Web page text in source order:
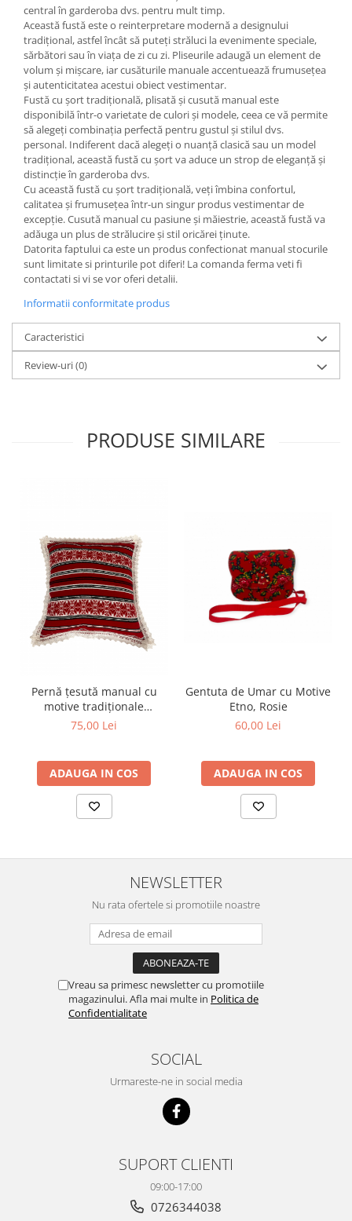
central în garderoba dvs. pentru mult timp.
Această fustă este o reinterpretare modernă a designului
tradițional, astfel încât să puteți străluci la evenimente speciale,
sărbători sau în viața de zi cu zi. Pliseurile adaugă un element de
volum și mișcare, iar cusăturile manuale accentuează frumusețea
și autenticitatea acestui obiect vestimentar.
Fustă cu șort tradițională, plisată și cusută manual este
disponibilă într-o varietate de culori și modele, ceea ce vă permite
să alegeți combinația perfectă pentru gustul și stilul dvs.
personal. Indiferent dacă alegeți o nuanță clasică sau un model
tradițional, această fustă cu șort va aduce un strop de eleganță și
distincție în garderoba dvs.
Cu această fustă cu șort tradițională, veți îmbina confortul,
calitatea și frumusețea într-un singur produs vestimentar de
excepție. Cusută manual cu pasiune și măiestrie, această fustă va
adăuga un plus de strălucire și stil oricărei ținute.
Datorita faptului ca este un produs confectionat manual stocurile
sunt limitate si printurile pot diferi! La comanda ferma veti fi
contactati si vi se vor oferi detalii.
Informatii conformitate produs
Caracteristici
Review-uri(0)
PRODUSE SIMILARE
Pernă țesută manual cu
motive tradiționale
românești
75,00 Lei
ADAUGA IN COS
Gentuta de Umar cu Motive
Etno, Rosie
60,00 Lei
ADAUGA IN COS
NEWSLETTER
Nu rata ofertele si promotiile noastre
Vreau sa primesc newsletter cu promotiile
magazinului. Afla mai multe in Politica de
Confidentialitate
SOCIAL
Urmareste-ne in social media
SUPORT CLIENTI
09:00-17:00
0726344038